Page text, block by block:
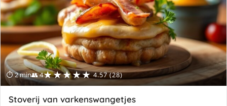
⏱ 2 min👥 4★★★★★ 4.57 (28)
Stoverij van varkenswangetjes